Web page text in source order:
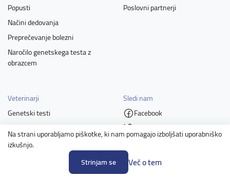
Na strani uporabljamo piškotke, ki nam pomagajo izboljšati uporabniško
izkušnjo.
Strinjam se
Več o tem
Popusti
Načini dedovanja
Preprečevanje bolezni
Naročilo genetskega testa z
obrazcem
Poslovni partnerji
Veterinarji
Genetski testi
Hormonski testi
Sledi nam
Facebook
Instagram
LinkedIn